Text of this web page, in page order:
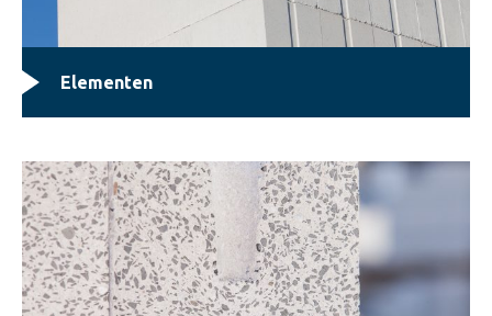
Elementen